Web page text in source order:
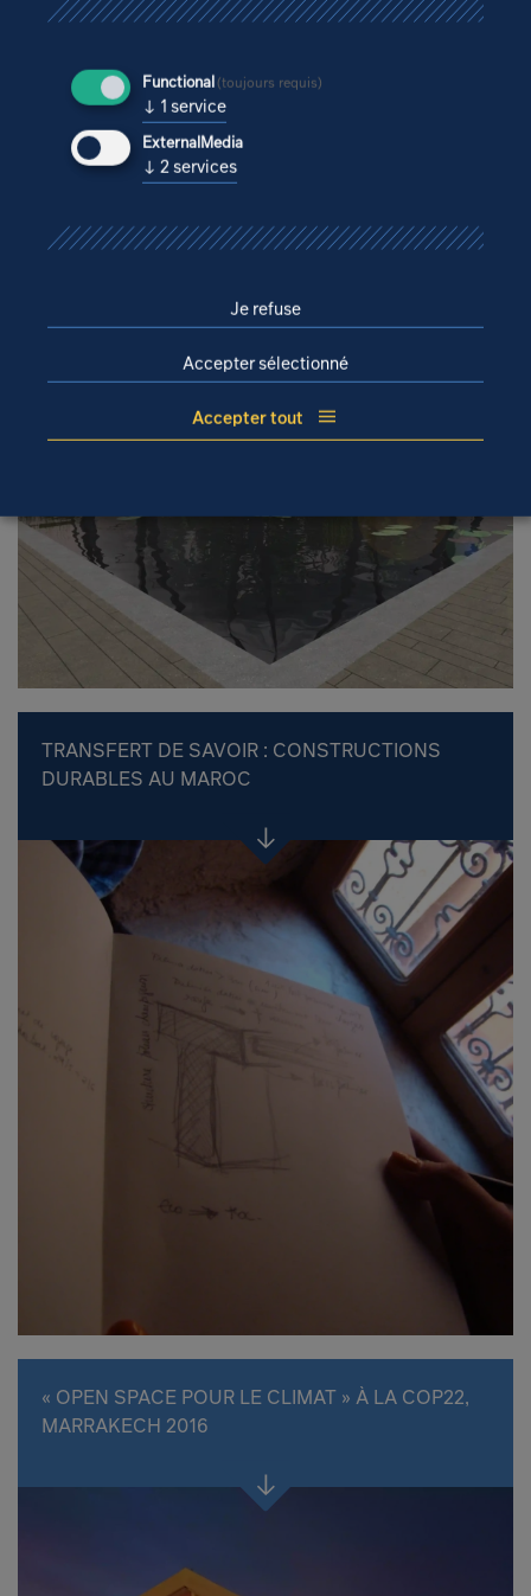
SERRE TROPICALE D’EXPOSITION DU JARDIN
BOTANIQUE DE RABAT
TRANSFERT DE SAVOIR : CONSTRUCTIONS
DURABLES AU MAROC
« OPEN SPACE POUR LE CLIMAT » À LA COP22,
MARRAKECH 2016
Functional(toujours requis)
↓ 1 service
ExternalMedia
↓ 2 services
Je refuse
Accepter sélectionné
Accepter tout